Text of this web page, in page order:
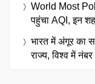
World Most
पहुंचा AQI, इन
भारत में अंगूर का
राज्य, विश्व में